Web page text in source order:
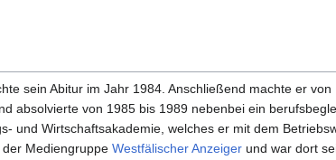
sein Abitur im Jahr 1984. Anschließend machte er
absolvierte von 1985 bis 1989 nebenbei ein
und Wirtschaftsakademie, welches er mit dem
Mediengruppe Westfälischer Anzeiger und war dort